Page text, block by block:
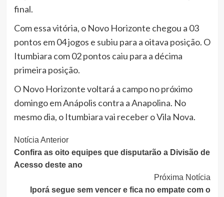
final.
Com essa vitória, o Novo Horizonte chegou a 03
pontos em 04 jogos e subiu para a oitava posição. O
Itumbiara com 02 pontos caiu para a décima
primeira posição.
O Novo Horizonte voltará a campo no próximo
domingo em Anápolis contra a Anapolina. No
mesmo dia, o Itumbiara vai receber o Vila Nova.
Continue
Lendo
Notícia Anterior
Confira as oito equipes que disputarão a Divisão de
Acesso deste ano
Próxima Notícia
Iporá segue sem vencer e fica no empate com o